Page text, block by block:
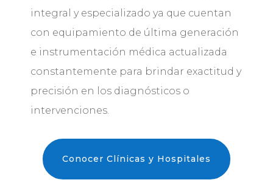
integral y especializado ya que cuentan
con equipamiento de última generación
e instrumentación médica actualizada
constantemente para brindar exactitud y
precisión en los diagnósticos o
intervenciones.
Conocer Clínicas y Hospitales